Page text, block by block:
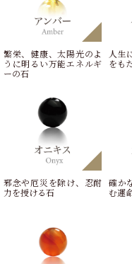
繁栄、健康、太陽光のよ
うに明るい万能エネルギ
ーの石
人生
をも
邪念や厄災を除け、忍耐
力を授ける石
確か
む運